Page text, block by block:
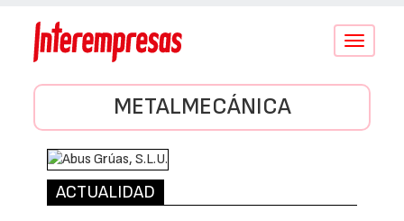
Conmutar
METALMECÁNICA
ACTUALIDAD